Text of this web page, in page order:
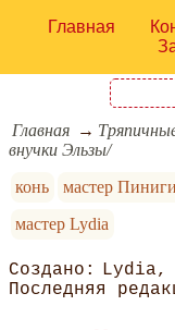
Главная
Главная
внучки Эльзы/
конь
мастер
мастер Lydia
Lydia